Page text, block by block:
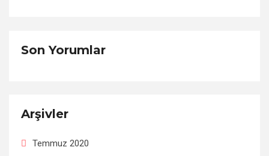
Son Yorumlar
Arşivler
Temmuz 2020